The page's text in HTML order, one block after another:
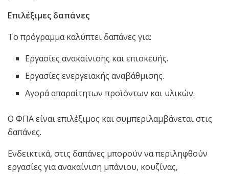
Επιλέξιμες δαπάνες
Το πρόγραμμα καλύπτει δαπάνες για:
Εργασίες ανακαίνισης και επισκευής.
Εργασίες ενεργειακής αναβάθμισης.
Αγορά απαραίτητων προϊόντων και υλικών.
Ο ΦΠΑ είναι επιλέξιμος και συμπεριλαμβάνεται στις
δαπάνες.
Ενδεικτικά, στις δαπάνες μπορούν να περιληφθούν
εργασίες για ανακαίνιση μπάνιου, κουζίνας,